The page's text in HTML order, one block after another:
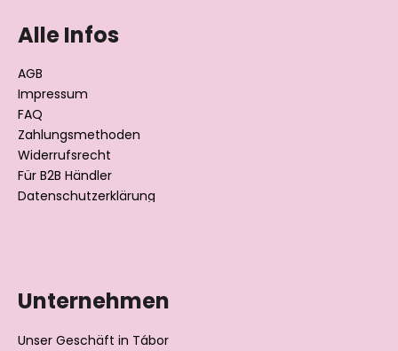
Alle Infos
AGB
Impressum
FAQ
Zahlungsmethoden
Widerrufsrecht
Für B2B Händler
Datenschutzerklärung
Unternehmen
Unser Geschäft in Tábor